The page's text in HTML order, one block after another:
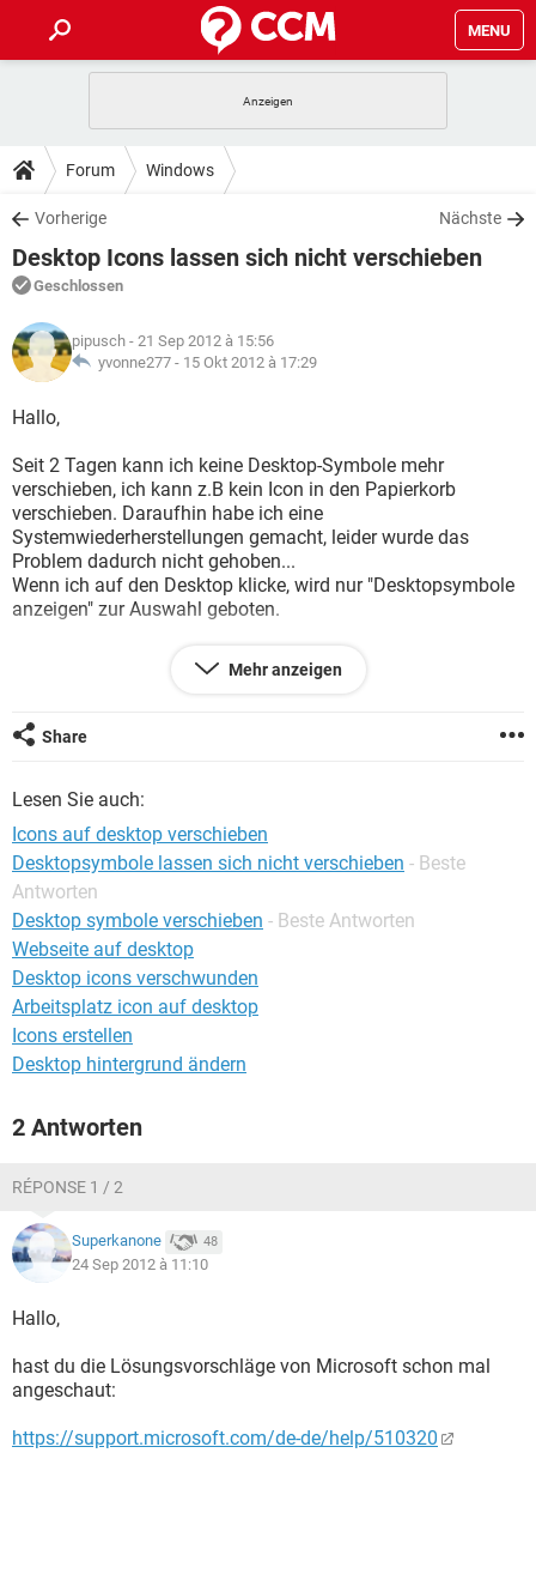
MENU
ANDROID
WINDOWS 10
WHATSAPP TIKTOK
FACEBOOK
TIPPS & TRICKS
SPIELE
WINDOWS 10
WHATSAPP
FACEBOOK HARDWARE
DOWNLOADS
SPIELE STREAMING
ANDROID
WINDOWS 10
WHATSAPP
FACEBOOK
FORUM
SPIELE
ANDROID IOS
FACEBOOK HARDWARE
LEXIKON
SPIELE
ANDROID
WINDOWS 10 INSTAGRAM
WHATSAPP TIKTOK
FACEBOOK HARDWARE
Forum Windows
Vorherige Nächste
Desktop Icons lassen sich nicht verschieben
Geschlossen
pipusch - 21 Sep 2012 à 15:56
yvonne277 - 15 Okt 2012 à 17:29
Hallo,
Seit 2 Tagen kann ich keine Desktop-Symbole mehr
verschieben, ich kann z.B kein Icon in den Papierkorb
verschieben. Daraufhin habe ich eine
Systemwiederherstellungen gemacht, leider wurde das
Problem dadurch nicht gehoben...
Wenn ich auf den Desktop klicke, wird nur "Desktopsymbole
anzeigen" zur Auswahl geboten.
Hat jemand einen Lösungsvorschlag oder einen tipp ?
Mehr anzeigen
Share
Lesen Sie auch:
Icons auf desktop verschieben
Desktopsymbole lassen sich nicht verschieben - Beste
Antworten
Desktop symbole verschieben - Beste Antworten
Webseite auf desktop
Desktop icons verschwunden
Arbeitsplatz icon auf desktop
Icons erstellen
Desktop hintergrund ändern
2 Antworten
RÉPONSE 1 / 2
Superkanone 48
24 Sep 2012 à 11:10
Hallo,
hast du die Lösungsvorschläge von Microsoft schon mal
angeschaut:
https://support.microsoft.com/de-de/help/510320